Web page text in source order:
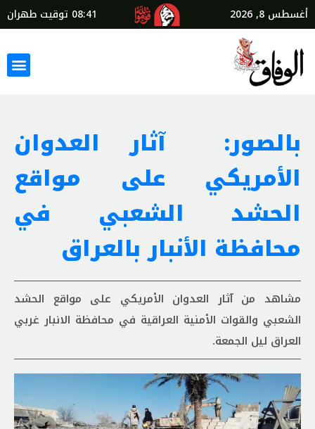
أغسطس 8, 2026 08:41 توقيت طهران
بالصور: آثار العدوان
الأمريكي على مواقع
الحشد الشعبي في
محافظة الأنبار بالعراق
مشاهد من آثار العدوان الأمريكي على مواقع الحشد
الشعبي والقوات الأمنية العراقية في محافظة الانبار غربي
العراق ليل الجمعة.